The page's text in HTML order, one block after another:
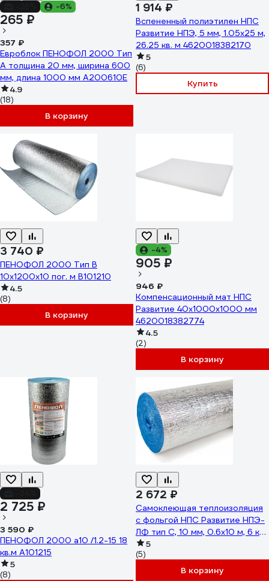
-6%
265 ₽
357 ₽
Евроблок ПЕНОФОЛ 2000 Тип
А толщина 20 мм, ширина 600
мм, длина 1000 мм А200610Е
4.9
(18)
В корзину
1 914 ₽
Вспененный полиэтилен НПС
Развитие НПЭ, 5 мм, 1.05x25 м,
26.25 кв. м 4620018382170
5
(6)
Купить
3 740 ₽
ПЕНОФОЛ 2000 Тип В
10x1200x10 пог. м В101210
4.5
(8)
В корзину
-4%
905 ₽
946 ₽
Компенсационный мат НПС
Развитие 40x1000x1000 мм
4620018382774
4.5
(2)
В корзину
2 725 ₽
3 590 ₽
ПЕНОФОЛ 2000 а10 /1.2-15 18
кв.м А101215
5
(8)
2 672 ₽
Самоклеющая теплоизоляция
с фольгой НПС Развитие НПЭ-
ЛФ тип С, 10 мм, 0.6x10 м, 6 кв.
м 4620018381821
5
(5)
В корзину